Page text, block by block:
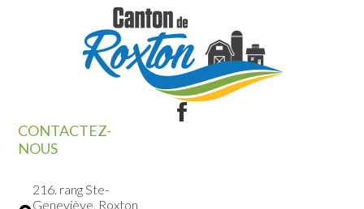
CONTACTEZ-
NOUS
216. rang Ste-
Geneviève, Roxton